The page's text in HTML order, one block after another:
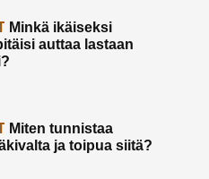
Minkä ikäiseksi
auttaa lastaan
Miten tunnistaa
ja toipua siitä?